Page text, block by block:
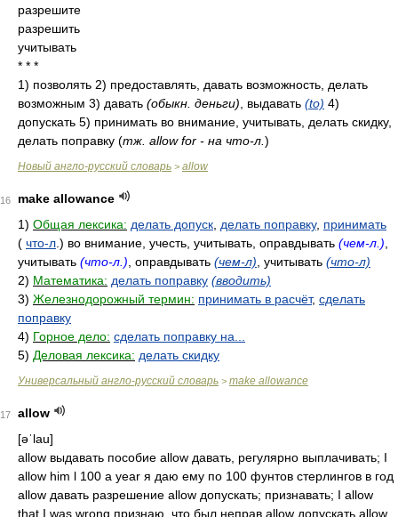
разрешите
разрешить
учитывать
* * *
1) позволять 2) предоставлять, давать возможность, делать
возможным 3) давать (обыкн. деньги) , выдавать (to) 4)
допускать 5) принимать во внимание, учитывать, делать скидку,
делать поправку (тж. allow for - на что-л. )
Новый англо-русский словарь > allow
16
make allowance
1) Общая лексика: делать допуск делать поправку, принимать
( что-л .) во внимание, учесть, учитывать, оправдывать (чем-л.)
учитывать (что-л.) , оправдывать (чем-л) , учитывать (что-л)
2) Математика: делать поправку (вводить)
3) Железнодорожный термин: принимать в расчёт, сделать
поправку
4) Горное дело: сделать поправку на...
5) Деловая лексика: делать скидку
Универсальный англо-русский словарь > make allowance
17
allow
[əˈlau]
allow выдавать пособие allow давать, регулярно выплачивать; I
allow him l 100 a year я даю ему по 100 фунтов стерлингов в год
allow давать разрешение allow допускать; признавать; I allow
that I was wrong признаю, что был неправ allow допускать allow